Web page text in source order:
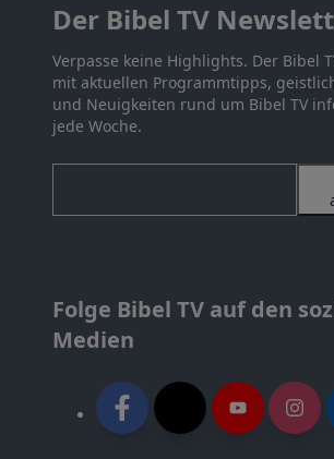
Der Bibel TV
Verpasse keine Highlights. Der Bibel
mit aktuellen Programmtipps,
und Neuigkeiten rund um Bibel TV
jede Woche.
Folge Bibel TV auf den
Medien